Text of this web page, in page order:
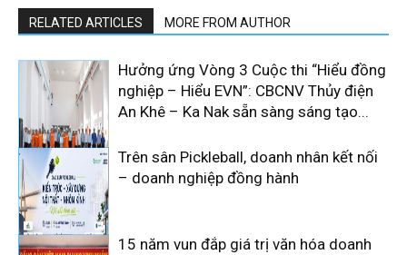
RELATED ARTICLES MORE FROM AUTHOR
Hưởng ứng Vòng 3 Cuộc thi “Hiểu đồng
nghiệp – Hiểu EVN”: CBCNV Thủy điện
An Khê – Ka Nak sẵn sàng sáng tạo...
Trên sân Pickleball, doanh nhân kết nối
– doanh nghiệp đồng hành
15 năm vun đắp giá trị văn hóa doanh